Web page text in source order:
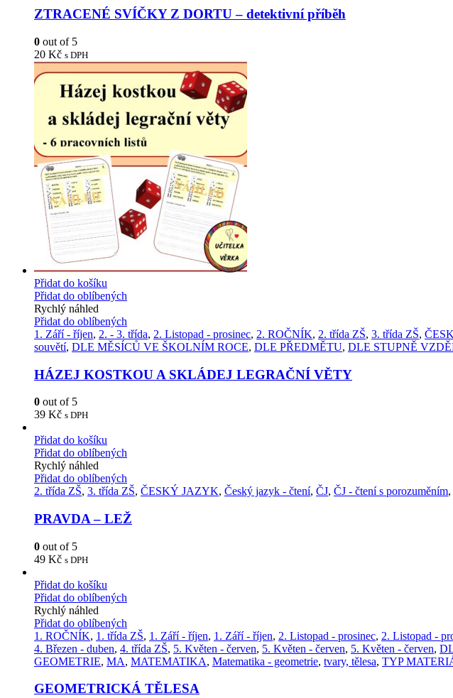
ZTRACENÉ SVÍČKY Z DORTU – detektivní příběh
0 out of 5
20 Kč s DPH
Přidat do košíku
Přidat do oblíbených
Rychlý náhled
Přidat do oblíbených
1. Září - říjen, 2. - 3. třída, 2. Listopad - prosinec, 2. ROČNÍK, 2. třída ZŠ, 3. třída ZŠ,
souvětí, DLE MĚSÍCŮ VE ŠKOLNÍM ROCE, DLE PŘEDMĚTU, DLE STUPNĚ
HÁZEJ KOSTKOU A SKLÁDEJ LEGRAČNÍ VĚTY
0 out of 5
39 Kč s DPH
Přidat do košíku
Přidat do oblíbených
Rychlý náhled
Přidat do oblíbených
2. třída ZŠ, 3. třída ZŠ, ČESKÝ JAZYK, Český jazyk - čtení, ČJ, ČJ - čtení s porozuměním,
PRAVDA – LEŽ
0 out of 5
49 Kč s DPH
Přidat do košíku
Přidat do oblíbených
Rychlý náhled
Přidat do oblíbených
1. ROČNÍK, 1. třída ZŠ, 1. Září - říjen, 1. Září - říjen, 2. Listopad - prosinec, 2. Listopad -
4. Březen - duben, 4. třída ZŠ, 5. Květen - červen, 5. Květen - červen, 5. Květen - červen,
GEOMETRIE, MA, MATEMATIKA, Matematika - geometrie, tvary, tělesa, TYP
GEOMETRICKÁ TĚLESA